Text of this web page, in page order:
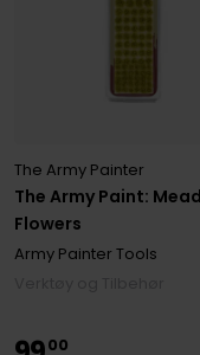
The Army Paint:
Flowers
The Army Painter
Army Painter Tools
00